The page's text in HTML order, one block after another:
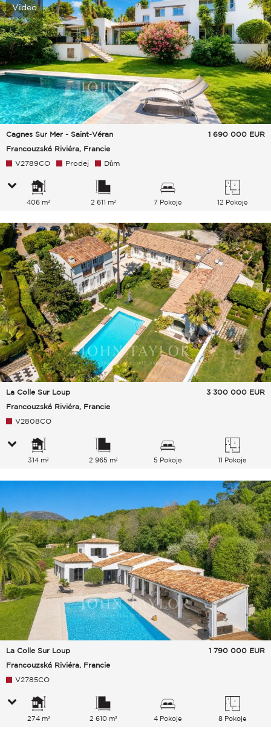
Video
Cagnes Sur Mer - Saint-Véran
Francouzská Riviéra, Francie
1 690 000 EUR
V2789CO Prodej Dům
406 m² 2 611 m² 7 Pokoje 12 Pokoje
La Colle Sur Loup
Francouzská Riviéra, Francie
3 300 000 EUR
V2808CO
314 m² 2 965 m² 5 Pokoje 11 Pokoje
La Colle Sur Loup
Francouzská Riviéra, Francie
1 790 000 EUR
V2785CO
274 m² 2 610 m² 4 Pokoje 8 Pokoje